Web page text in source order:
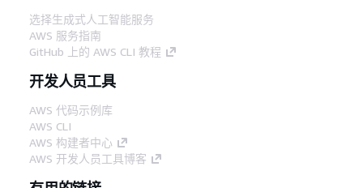
选择生成式人工智能服务
AWS 服务指南
GitHub 上的 AWS CLI 教程
开发人员工具
AWS 代码示例库
AWS CLI
AWS 构建者中心
AWS 开发人员工具博客